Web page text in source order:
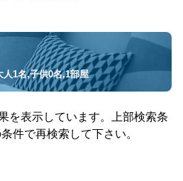
人1名,子供0名,1部屋
を表示しています。上部検索条
件で再検索して下さい。